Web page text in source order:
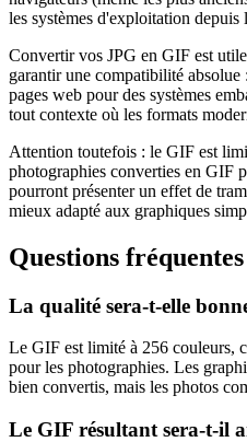
les systèmes d'exploitation depuis
Convertir vos JPG en GIF est
garantir une compatibilité
pages web pour des systèmes
tout contexte où les formats
Attention toutefois : le GIF est
photographies converties en GIF
pourront présenter un effet de
mieux adapté aux graphiques
Questions fréquentes
La qualité sera-t-elle
Le GIF est limité à 256 couleurs,
pour les photographies. Les
bien convertis, mais les photos
Le GIF résultant sera-t-il